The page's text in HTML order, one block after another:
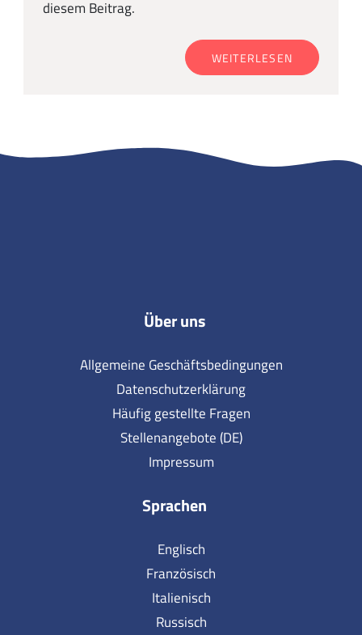
diesem Beitrag.
WEITERLESEN
Über uns
Allgemeine Geschäftsbedingungen
Datenschutzerklärung
Häufig gestellte Fragen
Stellenangebote (DE)
Impressum
Sprachen
Englisch
Französisch
Italienisch
Russisch